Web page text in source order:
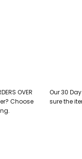
OVER
Choose
Our 30
sure the